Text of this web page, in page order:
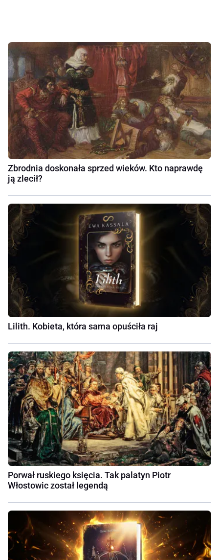
Zbrodnia doskonała sprzed wieków. Kto naprawdę
ją zlecił?
Lilith. Kobieta, która sama opuściła raj
Porwał ruskiego księcia. Tak palatyn Piotr
Włostowic został legendą